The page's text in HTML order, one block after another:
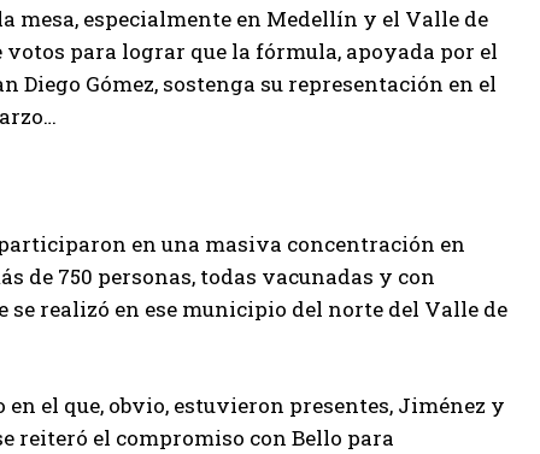
especialmente en Medellín y el Valle de
para lograr que la fórmula, apoyada por el
Diego Gómez, sostenga su representación en el
en una masiva concentración en
de 750 personas, todas vacunadas y con
se realizó en ese municipio del norte del Valle de
en el que, obvio, estuvieron presentes, Jiménez y
reiteró el compromiso con Bello para